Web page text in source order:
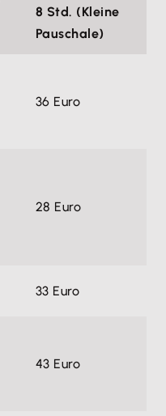
8 Std. (Kleine
Pauschale)
36 Euro
28 Euro
33 Euro
43 Euro